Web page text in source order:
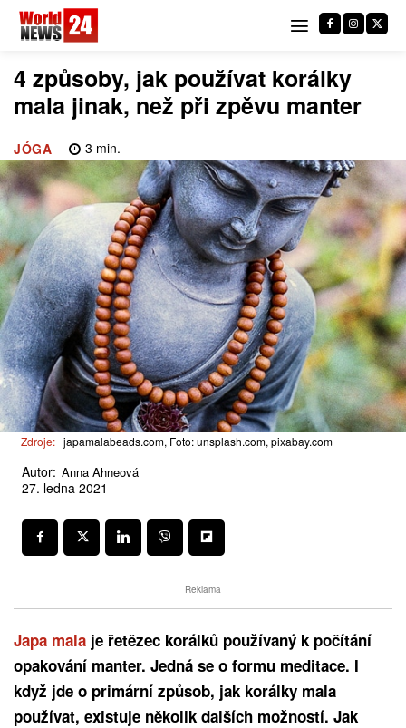
4 způsoby, jak používat korálky
mala jinak, než při zpěvu manter
JÓGA 3 min.
Zdroje: japamalabeads.com, Foto: unsplash.com, pixabay.com
Autor: Anna Ahneová
27. ledna 2021
Reklama
Japa mala je řetězec korálků používaný k počítání
opakování manter. Jedná se o formu meditace. I
když jde o primární způsob, jak korálky mala
používat, existuje několik dalších možností. Jak